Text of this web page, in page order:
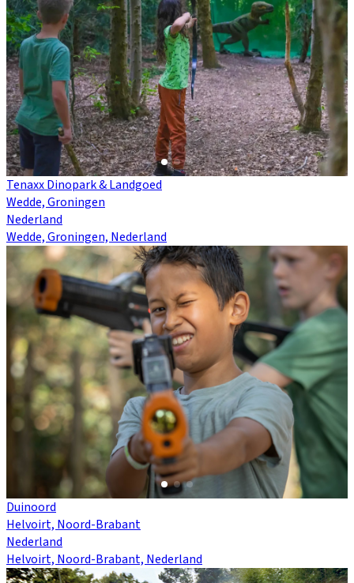
Tenaxx Dinopark & Landgoed
Wedde, Groningen
Nederland
Wedde, Groningen, Nederland
Duinoord
Helvoirt, Noord-Brabant
Nederland
Helvoirt, Noord-Brabant, Nederland